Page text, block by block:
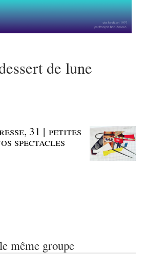
de lune
31 | petites
spectacles
même groupe